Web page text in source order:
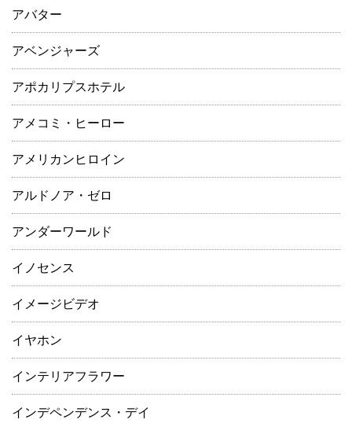
アバター
アベンジャーズ
アポカリプスホテル
アメコミ・ヒーロー
アメリカンヒロイン
アルドノア・ゼロ
アンダーワールド
イノセンス
イメージビデオ
イヤホン
インテリアフラワー
インデペンデンス・デイ